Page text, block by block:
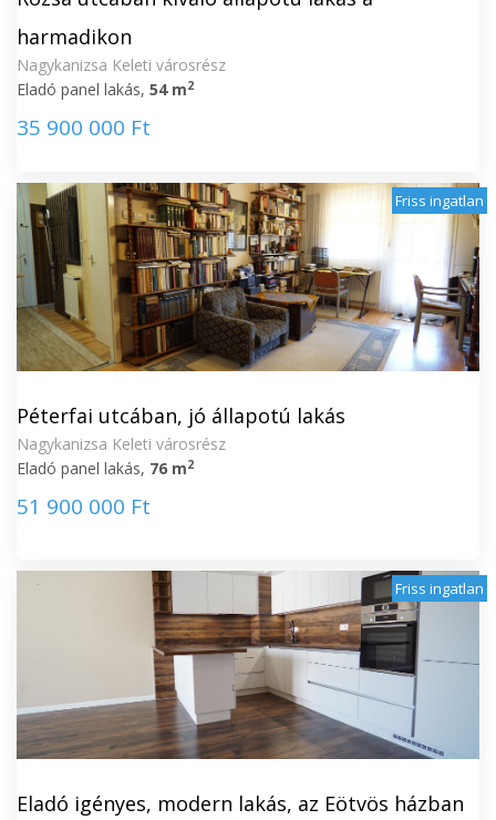
harmadikon
Nagykanizsa Keleti városrész
Eladó panel lakás, 54 m2
35 900 000 Ft
Friss ingatlan
Péterfai utcában, jó állapotú lakás
Nagykanizsa Keleti városrész
Eladó panel lakás, 76 m2
51 900 000 Ft
Friss ingatlan
Eladó igényes, modern lakás, az Eötvös házban